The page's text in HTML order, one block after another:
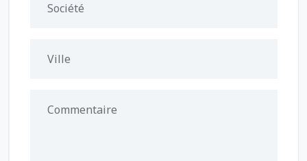
Société
Ville
Commentaire